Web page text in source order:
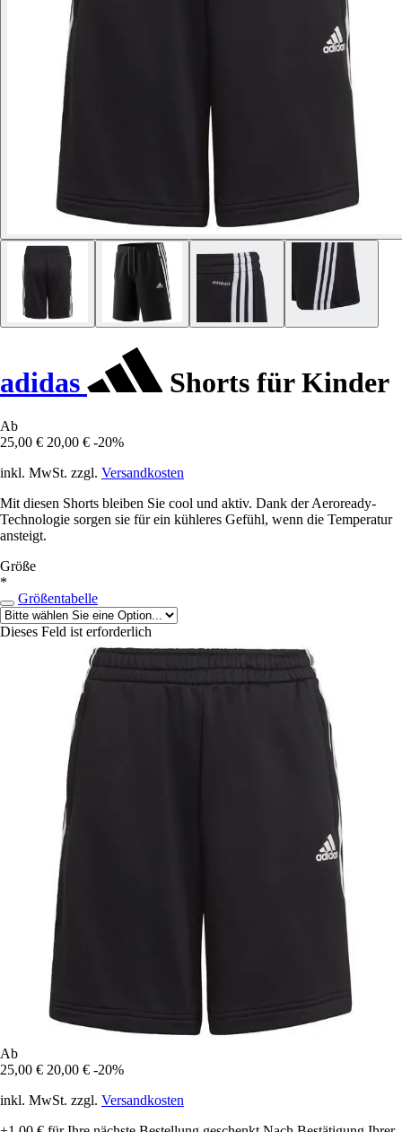
adidas Shorts für Kinder
Ab
25,00 € 20,00 € -20%
inkl. MwSt. zzgl. Versandkosten
Mit diesen Shorts bleiben Sie cool und aktiv. Dank der Aeroready-
Technologie sorgen sie für ein kühleres Gefühl, wenn die Temperatur
ansteigt.
Größe
*
Größentabelle
Dieses Feld ist erforderlich
Ab
25,00 € 20,00 € -20%
inkl. MwSt. zzgl. Versandkosten